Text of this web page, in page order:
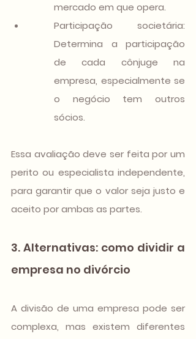
mercado em que opera.
Participação societária:
Determina a participação
de cada cônjuge na
empresa, especialmente se
o negócio tem outros
sócios.
Essa avaliação deve ser feita por um
perito ou especialista independente,
para garantir que o valor seja justo e
aceito por ambas as partes.
3. Alternativas: como dividir a
empresa no divórcio
A divisão de uma empresa pode ser
complexa, mas existem diferentes